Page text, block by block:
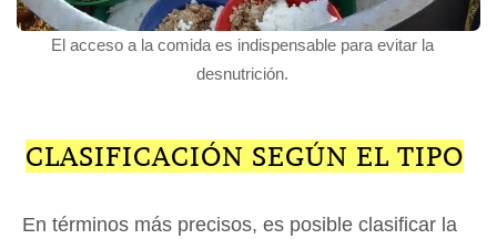
El acceso a la comida es indispensable para evitar la
desnutrición.
CLASIFICACIÓN SEGÚN EL TIPO
En términos más precisos, es posible clasificar la